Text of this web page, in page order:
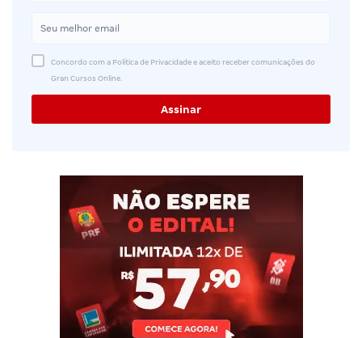
Concordo com a Política de Privacidade e aceito receber comunicações do
Gran Cursos Online.